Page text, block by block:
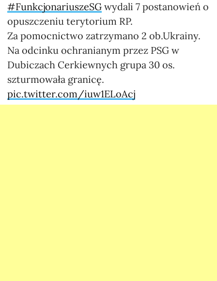
#FunkcjonariuszeSG wydali 7 postanowień o
opuszczeniu terytorium RP.
Za pomocnictwo zatrzymano 2 ob.Ukrainy.
Na odcinku ochranianym przez PSG w
Dubiczach Cerkiewnych grupa 30 os.
szturmowała granicę.
pic.twitter.com/iuw1ELoAcj